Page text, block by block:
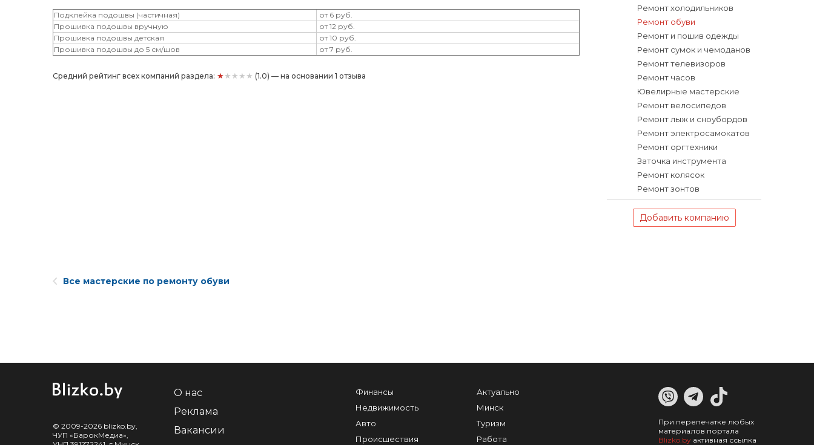
Подклейка подошвы (частичная)
от 6 руб.
Прошивка подошвы вручную
от 12 руб.
Прошивка подошвы детская
от 10 руб.
Прошивка подошвы до 5 см/шов
от 7 руб.
Средний рейтинг всех компаний раздела: ★★★★★ (1.0) — на основании 1 отзыва
Ремонт холодильников
Ремонт обуви
Ремонт и пошив одежды
Ремонт сумок и чемоданов
Ремонт телевизоров
Ремонт часов
Ювелирные мастерские
Ремонт велосипедов
Ремонт лыж и сноубордов
Ремонт электросамокатов
Ремонт оргтехники
Заточка инструмента
Ремонт колясок
Ремонт зонтов
Добавить компанию
Все мастерские по ремонту обуви
© 2009-2026 blizko.by,
ЧУП «БарокМедиа»,
О нас
Реклама
Вакансии
Финансы
Недвижимость
Авто
Происшествия
Актуально
Минск
Туризм
Работа
При перепечатке любых
материалов портала
Blizko.by активная ссылка